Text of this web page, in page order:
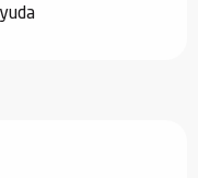
2026